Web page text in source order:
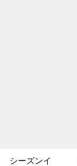
シーズンイ